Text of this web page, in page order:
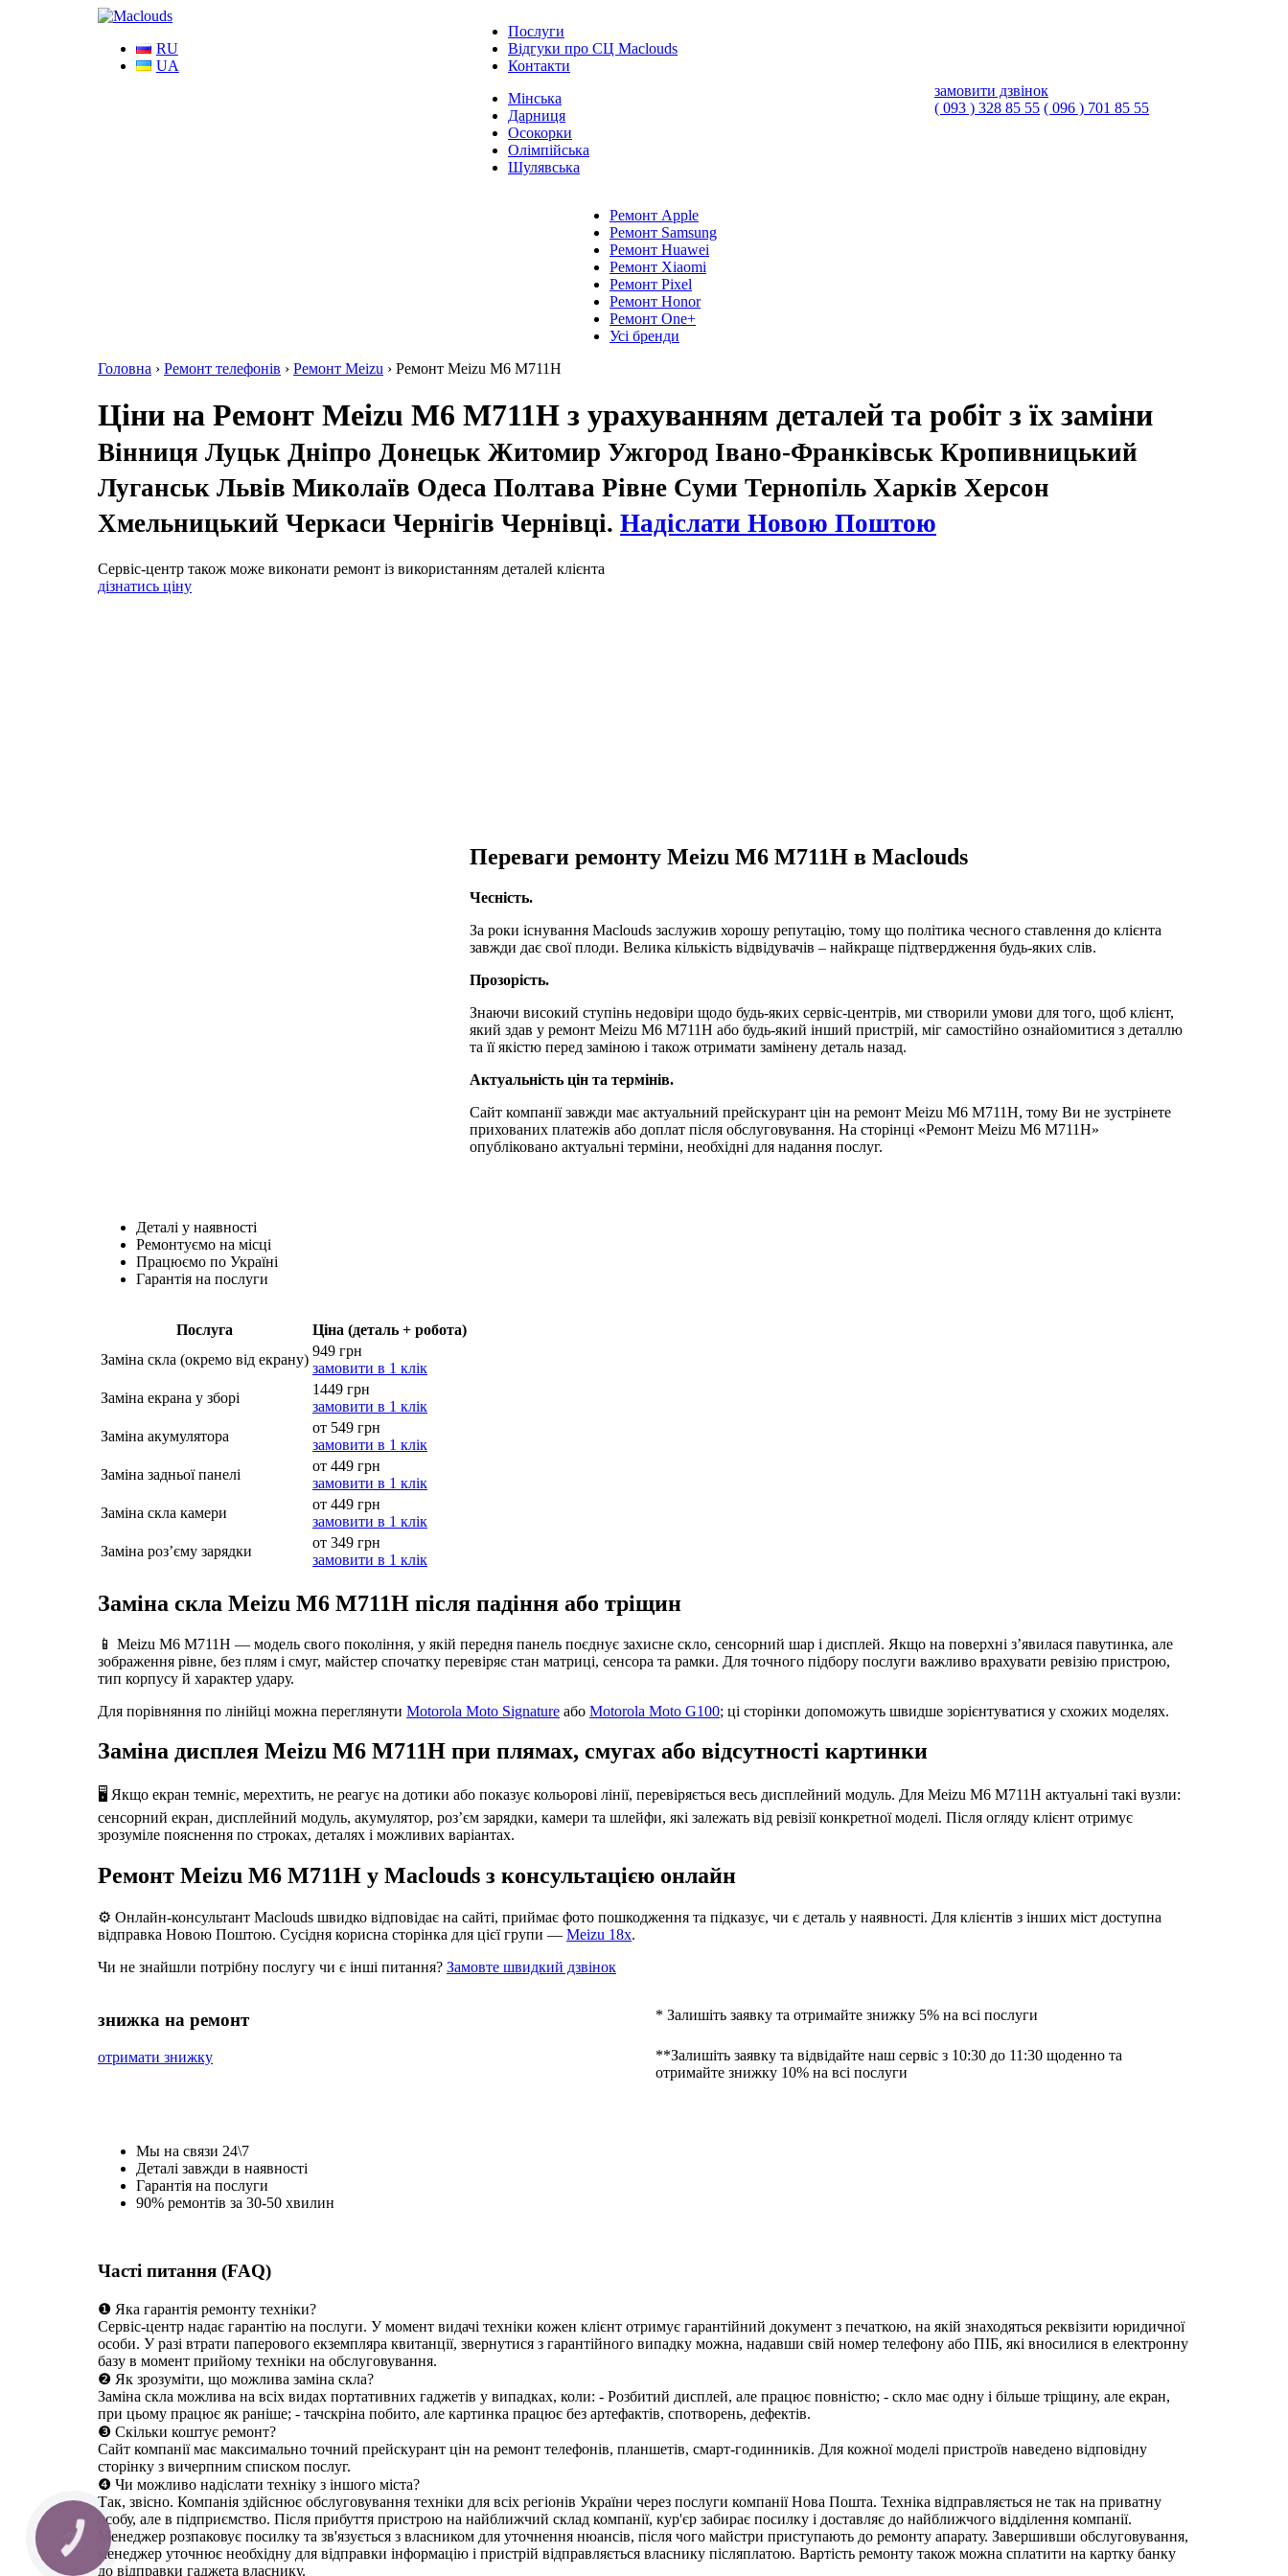
RU
UA
Послуги
Відгуки про СЦ Maclouds
Контакти
Мінська
Дарниця
Осокорки
Олімпійська
Шулявська
замовити дзвінок
( 093 ) 328 85 55 ( 096 ) 701 85 55
Ремонт Apple
Ремонт Samsung
Ремонт Huawei
Ремонт Xiaomi
Ремонт Pixel
Ремонт Honor
Ремонт One+
Усі бренди
Головна › Ремонт телефонів › Ремонт Meizu › Ремонт Meizu M6 M711H
Ціни на Ремонт Meizu M6 M711H з урахуванням деталей та робіт з їх заміни
Вінниця Луцьк Дніпро Донецьк Житомир Ужгород Івано-Франківськ Кропивницький
Луганськ Львів Миколаїв Одеса Полтава Рівне Суми Тернопіль Харків Херсон
Хмельницький Черкаси Чернігів Чернівці. Надіслати Новою Поштою
Сервіс-центр також може виконати ремонт із використанням деталей клієнта
дізнатись ціну
Переваги ремонту Meizu M6 M711H в Maclouds
Чесність.
За роки існування Maclouds заслужив хорошу репутацію, тому що політика чесного ставлення до клієнта
завжди дає свої плоди. Велика кількість відвідувачів – найкраще підтвердження будь-яких слів.
Прозорість.
Знаючи високий ступінь недовіри щодо будь-яких сервіс-центрів, ми створили умови для того, щоб клієнт,
який здав у ремонт Meizu M6 M711H або будь-який інший пристрій, міг самостійно ознайомитися з деталлю
та її якістю перед заміною і також отримати замінену деталь назад.
Актуальність цін та термінів.
Сайт компанії завжди має актуальний прейскурант цін на ремонт Meizu M6 M711H, тому Ви не зустрінете
прихованих платежів або доплат після обслуговування. На сторінці «Ремонт Meizu M6 M711H»
опубліковано актуальні терміни, необхідні для надання послуг.
Деталі у наявності
Ремонтуємо на місці
Працюємо по Україні
Гарантія на послуги
Послуга
Ціна (деталь + робота)
Заміна скла (окремо від екрану)
949 грн
замовити в 1 клік
Заміна екрана у зборі
1449 грн
замовити в 1 клік
Заміна акумулятора
от 549 грн
замовити в 1 клік
Заміна задньої панелі
от 449 грн
замовити в 1 клік
Заміна скла камери
от 449 грн
замовити в 1 клік
Заміна роз’єму зарядки
от 349 грн
замовити в 1 клік
Заміна скла Meizu M6 M711H після падіння або тріщин
📱 Meizu M6 M711H — модель свого покоління, у якій передня панель поєднує захисне скло, сенсорний шар і дисплей. Якщо на поверхні з’явилася павутинка, але
зображення рівне, без плям і смуг, майстер спочатку перевіряє стан матриці, сенсора та рамки. Для точного підбору послуги важливо врахувати ревізію пристрою,
тип корпусу й характер удару.
Для порівняння по лінійці можна переглянути Motorola Moto Signature або Motorola Moto G100; ці сторінки допоможуть швидше зорієнтуватися у схожих моделях.
Заміна дисплея Meizu M6 M711H при плямах, смугах або відсутності картинки
🖥️ Якщо екран темніє, мерехтить, не реагує на дотики або показує кольорові лінії, перевіряється весь дисплейний модуль. Для Meizu M6 M711H актуальні такі вузли:
сенсорний екран, дисплейний модуль, акумулятор, роз’єм зарядки, камери та шлейфи, які залежать від ревізії конкретної моделі. Після огляду клієнт отримує
зрозуміле пояснення по строках, деталях і можливих варіантах.
Ремонт Meizu M6 M711H у Maclouds з консультацією онлайн
⚙️ Онлайн-консультант Maclouds швидко відповідає на сайті, приймає фото пошкодження та підказує, чи є деталь у наявності. Для клієнтів з інших міст доступна
відправка Новою Поштою. Сусідня корисна сторінка для цієї групи — Meizu 18x.
Чи не знайшли потрібну послугу чи є інші питання? Замовте швидкий дзвінок
знижка на ремонт
отримати знижку
* Залишіть заявку та отримайте знижку 5% на всі послуги
**Залишіть заявку та відвідайте наш сервіс з 10:30 до 11:30 щоденно та
отримайте знижку 10% на всі послуги
Мы на связи 24\7
Деталі завжди в наявності
Гарантія на послуги
90% ремонтів за 30-50 хвилин
Часті питання (FAQ)
❶ Яка гарантія ремонту техніки?
Сервіс-центр надає гарантію на послуги. У момент видачі техніки кожен клієнт отримує гарантійний документ з печаткою, на якій знаходяться реквізити юридичної
особи. У разі втрати паперового екземпляра квитанції, звернутися з гарантійного випадку можна, надавши свій номер телефону або ПІБ, які вносилися в електронну
базу в момент прийому техніки на обслуговування.
❷ Як зрозуміти, що можлива заміна скла?
Заміна скла можлива на всіх видах портативних гаджетів у випадках, коли: - Розбитий дисплей, але працює повністю; - скло має одну і більше тріщину, але екран,
при цьому працює як раніше; - тачскріна побито, але картинка працює без артефактів, спотворень, дефектів.
❸ Скільки коштує ремонт?
Сайт компанії має максимально точний прейскурант цін на ремонт телефонів, планшетів, смарт-годинників. Для кожної моделі пристроїв наведено відповідну
сторінку з вичерпним списком послуг.
❹ Чи можливо надіслати техніку з іншого міста?
Так, звісно. Компанія здійснює обслуговування техніки для всіх регіонів України через послуги компанії Нова Пошта. Техніка відправляється не так на приватну
особу, але в підприємство. Після прибуття пристрою на найближчий склад компанії, кур'єр забирає посилку і доставляє до найближчого відділення компанії.
Менеджер розпаковує посилку та зв'язується з власником для уточнення нюансів, після чого майстри приступають до ремонту апарату. Завершивши обслуговування,
менеджер уточнює необхідну для відправки інформацію і пристрій відправляється власнику післяплатою. Вартість ремонту також можна сплатити на картку банку
до відправки гаджета власнику.
КНОПКА
СВЯЗИ